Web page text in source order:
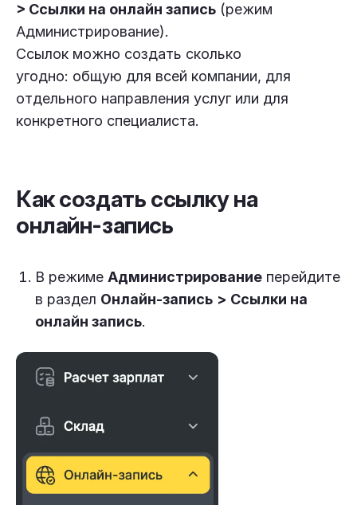
> Ссылки на онлайн запись (режим
Администрирование).
Ссылок можно создать сколько
угодно: общую для всей компании, для
отдельного направления услуг или для
конкретного специалиста.
Как создать ссылку на
онлайн-запись
В режиме Администрирование перейдите
в раздел Онлайн-запись > Ссылки на
онлайн запись.